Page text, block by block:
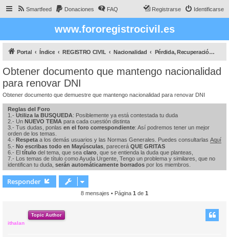
Smartfeed Donaciones FAQ Identificarse
Registrarse
www.fororegistrocivil.es
Portal Índice REGISTRO CIVIL Nacionalidad Pérdida, Recuperación y Conservación de la nacionalidad española
Obtener documento que mantengo nacionalidad
para renovar DNI
Obtener documento que demuestre que mantengo nacionalidad para renovar DNI
Reglas del Foro
1.- Utiliza la BUSQUEDA: Posiblemente ya está contestada tu duda
2.- Un NUEVO TEMA para cada cuestión distinta
3.- Tus dudas, ponlas en el foro correspondiente: Así podremos tener un mejor
orden de los temas.
4.- Respeta a los demás usuarios y las Normas Generales. Puedes consultarlas Aquí
5.- No escribas todo en Mayúsculas , parecerá QUE GRITAS
6.- El título del tema, que sea claro , que se entienda la duda que planteas,
7.- Los temas de título como Ayuda Urgente, Tengo un problema y similares, que no
identifican tu duda, serán automáticamente borrados por los miembros.
Responder
8 mensajes • Página 1 de 1
Topic Author
ithalan